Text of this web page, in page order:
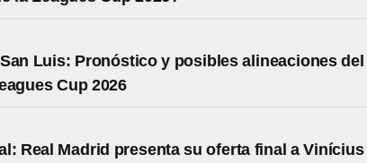
Luis: Pronóstico y posibles alineaciones del
Cup 2026
Real Madrid presenta su oferta final a Vinícius